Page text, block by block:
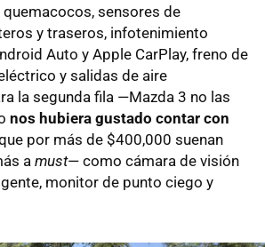
sensores de
y traseros, infotenimiento
Auto y Apple CarPlay, freno de
y salidas de aire
la segunda fila —Mazda 3 no las
nos hubiera gustado contar con
por más de $400,000 suenan
a must— como cámara de visión
monitor de punto ciego y